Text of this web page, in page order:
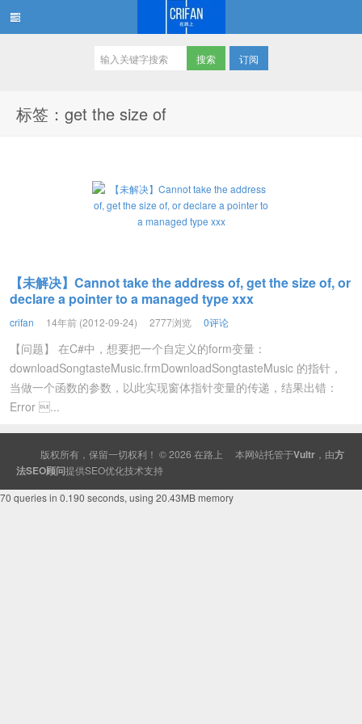
订阅
标签：get the size of
【未解决】Cannot take the address of, get the size of, or
declare a pointer to a managed type xxx
crifan 14年前 (2012-09-24) 2777浏览 0评论
【问题】 在C#中，想要把一个自定义的form变量：
downloadSongtasteMusic.frmDownloadSongtasteMusic 的指针，
当做一个函数的参数，以此实现窗体指针变量的传递，结果出错：
Error ...
版权所有，保留一切权利！ © 2026 在路上 本网站托管于Vultr ，由方
法SEO顾问提供SEO优化技术支持
70 queries in 0.190 seconds, using 20.43MB memory